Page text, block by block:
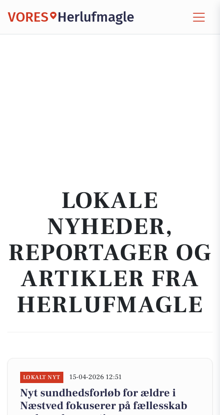
VORES Herlufmagle
LOKALE
NYHEDER,
REPORTAGER OG
ARTIKLER FRA
HERLUFMAGLE
LOKALT NYT 15-04-2026 12:51
Nyt sundhedsforløb for ældre i
Næstved fokuserer på fællesskab